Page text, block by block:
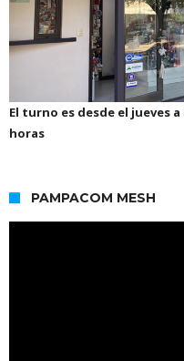
El turno es desde el jueves a
horas
PAMPACOM MESH